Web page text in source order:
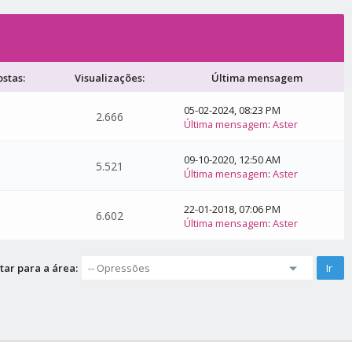
Visualizações: Última mensagem
2.666
05-02-2024, 08:23 PM
Última mensagem:Aster
5.521
09-10-2020, 12:50 AM
Última mensagem:Aster
6.602
22-01-2018, 07:06 PM
Última mensagem:Aster
para a área: